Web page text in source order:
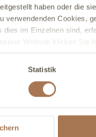
haben oder die
verwendenden Cookies,
im Einzelnen sind,
Website klicken Sie
Statistik
den Verpackungen werden
also weniger Aussagen
Produkten sollten sich
Beratung zum Thema
(wie immer schon)